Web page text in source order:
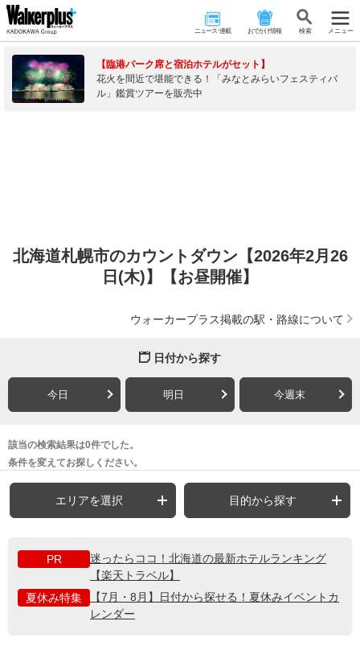
ニュース･連載 おでかけ情報 検 索 メニュー
【臨港パーク席と宿泊ホテルがセット】
花火を間近で堪能できる！「みなとみらいフェスティバ
ル」鑑賞ツアーを販売中
北海道札幌市のカウントダウン【2026年2月26
日(木)】【お昼開催】
ウォーカープラス掲載の駅・路線について
日付から探す
今日 明日 今週末
該当の検索結果は0件でした。
条件を変えてお探しください。
エリアを選択 目的から探す
PR
迷ったらココ！北海道の最新ホテルランキング
【楽天トラベル】
夏休み特集
【7月・8月】日付から探せる！夏休みイベントカ
レンダー